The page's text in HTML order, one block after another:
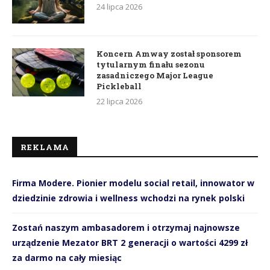
24 lipca 2026
Koncern Amway został sponsorem
tytularnym finału sezonu
zasadniczego Major League
Pickleball
22 lipca 2026
REKLAMA
Firma Modere. Pionier modelu social retail, innowator w
dziedzinie zdrowia i wellness wchodzi na rynek polski
Zostań naszym ambasadorem i otrzymaj najnowsze
urządzenie Mezator BRT 2 generacji o wartości 4299 zł
za darmo na cały miesiąc